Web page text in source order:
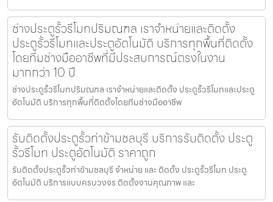
ช่างประตูรั้วรีโมทปริมณฑล เราจำหน่ายและติดตั้ง
ประตูรั้วรีโมทและประตูอัตโนมัติ บริการทุกพื้นที่ติดตั้ง
โดยทีมช่างมืออาชีพที่มีประสบการณ์ตรงในงาน
มากกว่า 10 ปี
ช่างประตูรั้วรีโมทปริมณฑล เราจำหน่ายและติดตั้ง ประตูรั้วรีโมทและประตู
อัตโนมัติ บริการทุกพื้นที่ติดตั้งโดยทีมช่างมืออาชีพ
รับติดตั้งประตูรั้วท่าข้ามชลบุรี บริการรับติดตั้ง ประตู
รั้วรีโมท ประตูอัตโนมัติ ราคาถูก
รับติดตั้งประตูรั้วท่าข้ามชลบุรี จำหน่าย และ ติดตั้ง ประตูรั้วรีโมท ประตู
อัตโนมัติ บริการแบบครบวงจร ติดตั้งงานคุณภาพ และ